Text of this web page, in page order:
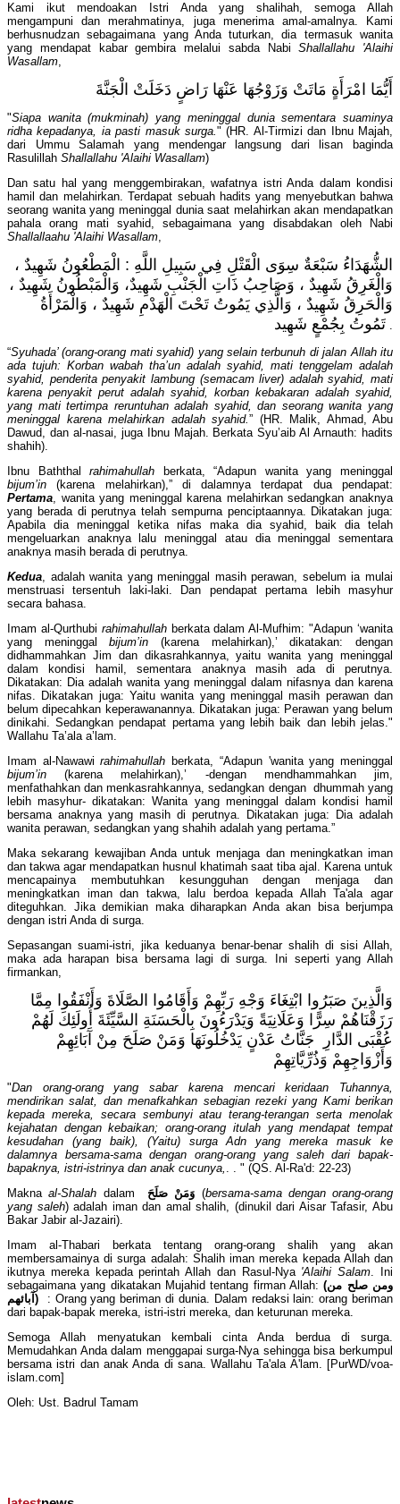
Kami ikut mendoakan Istri Anda yang shalihah, semoga Allah
mengampuni dan merahmatinya, juga menerima amal-amalnya. Kami
berhusnudzan sebagaimana yang Anda tuturkan, dia termasuk wanita
yang mendapat kabar gembira melalui sabda NabiShallallahu 'Alaihi
Wasallam,
أَيُّمَا امْرَأَةٍ مَاتَتْ وَزَوْجُهَا عَنْهَا رَاضٍ دَخَلَتْ الْجَنَّةَ
"Siapa wanita (mukminah) yang meninggal dunia sementara suaminya
ridha kepadanya, ia pasti masuk surga." (HR. Al-Tirmizi dan Ibnu Majah,
dari Ummu Salamah yang mendengar langsung dari lisan baginda
Rasulillah Shallallahu 'Alaihi Wasallam)
Dan satu hal yang menggembirakan, wafatnya istri Anda dalam kondisi
hamil dan melahirkan. Terdapat sebuah hadits yang menyebutkan bahwa
seorang wanita yang meninggal dunia saat melahirkan akan mendapatkan
pahala orang mati syahid, sebagaimana yang disabdakan oleh Nabi
Shallallaahu 'Alaihi Wasallam,
الشُّهَدَاءُ سَبْعَةٌ سِوَى الْقَتْلِ فِي سَبِيلِ اللَّهِ : الْمَطْعُونُ شَهِيدٌ ،
وَالْغَرِقُ شَهِيدٌ ، وَصَاحِبُ ذَاتِ الْجَنْبِ شَهِيدٌ، وَالْمَبْطُونُ شَهِيدٌ ،
وَالْحَرِقُ شَهِيدٌ ، وَالَّذِي يَمُوتُ تَحْتَ الْهَدْمِ شَهِيدٌ ، وَالْمَرْأَةُ
تَمُوتُ بِجُمْعٍ شَهِيد .
“Syuhada’ (orang-orang mati syahid) yang selain terbunuh di jalan Allah itu
ada tujuh: Korban wabah tha’un adalah syahid, mati tenggelam adalah
syahid, penderita penyakit lambung (semacam liver) adalah syahid, mati
karena penyakit perut adalah syahid, korban kebakaran adalah syahid,
yang mati tertimpa reruntuhan adalah syahid, dan seorang wanita yang
meninggal karena melahirkan adalah syahid.” (HR. Malik, Ahmad, Abu
Dawud, dan al-nasai, juga Ibnu Majah. Berkata Syu’aib Al Arnauth: hadits
shahih).
Ibnu Baththalrahimahullah
berkata, “Adapun wanita yang meninggal
bijum’in(karena melahirkan),” di dalamnya terdapat dua pendapat:
Pertama, wanita yang meninggal karena melahirkan sedangkan anaknya
yang berada di perutnya telah sempurna penciptaannya. Dikatakan juga:
Apabila dia meninggal ketika nifas maka dia syahid, baik dia telah
mengeluarkan anaknya lalu meninggal atau dia meninggal sementara
anaknya masih berada di perutnya.
Kedua, adalah wanita yang meninggal masih perawan, sebelum ia mulai
menstruasi tersentuh laki-laki. Dan pendapat pertama lebih masyhur
secara bahasa.
Imam al-Qurthubi rahimahullah berkata dalam Al-Mufhim: "Adapun ‘wanita
yang meninggalbijum’in(karena melahirkan),’ dikatakan: dengan
didhammahkan Jim dan dikasrahkannya, yaitu wanita yang meninggal
dalam kondisi hamil, sementara anaknya masih ada di perutnya.
Dikatakan: Dia adalah wanita yang meninggal dalam nifasnya dan karena
nifas. Dikatakan juga: Yaitu wanita yang meninggal masih perawan dan
belum dipecahkan keperawanannya. Dikatakan juga: Perawan yang belum
dinikahi. Sedangkan pendapat pertama yang lebih baik dan lebih jelas."
Wallahu Ta’ala a’lam.
Imam al-Nawawirahimahullah berkata, “Adapun 'wanita yang meninggal
bijum’in (karena melahirkan),’ -dengan mendhammahkan jim,
menfathahkan dan menkasrahkannya, sedangkan dengan dhummah yang
lebih masyhur- dikatakan: Wanita yang meninggal dalam kondisi hamil
bersama anaknya yang masih di perutnya. Dikatakan juga: Dia adalah
wanita perawan, sedangkan yang shahih adalah yang pertama.”
Maka sekarang kewajiban Anda untuk menjaga dan meningkatkan iman
dan takwa agar mendapatkan husnul khatimah saat tiba ajal. Karena untuk
mencapainya membutuhkan kesungguhan dengan menjaga dan
meningkatkan iman dan takwa, lalu berdoa kepada Allah Ta'ala agar
diteguhkan. Jika demikian maka diharapkan Anda akan bisa berjumpa
dengan istri Anda di surga.
Sepasangan suami-istri, jika keduanya benar-benar shalih di sisi Allah,
maka ada harapan bisa bersama lagi di surga. Ini seperti yang Allah
firmankan,
وَالَّذِينَ صَبَرُوا ابْتِغَاءَ وَجْهِ رَبِّهِمْ وَأَقَامُوا الصَّلَاةَ وَأَنْفَقُوا مِمَّا
رَزَقْنَاهُمْ سِرًّا وَعَلَانِيَةً وَيَدْرَءُونَ بِالْحَسَنَةِ السَّيِّئَةَ أُولَئِكَ لَهُمْ
عُقْبَى الدَّارِ جَنَّاتُ عَدْنٍ يَدْخُلُونَهَا وَمَنْ صَلَحَ مِنْ آَبَائِهِمْ
وَأَزْوَاجِهِمْ وَذُرِّيَّاتِهِمْ
"Dan orang-orang yang sabar karena mencari keridaan Tuhannya,
mendirikan salat, dan menafkahkan sebagian rezeki yang Kami berikan
kepada mereka, secara sembunyi atau terang-terangan serta menolak
kejahatan dengan kebaikan; orang-orang itulah yang mendapat tempat
kesudahan (yang baik), (Yaitu) surga Adn yang mereka masuk ke
dalamnya bersama-sama dengan orang-orang yang saleh dari bapak-
bapaknya, istri-istrinya dan anak cucunya, . . " (QS. Al-Ra'd: 22-23)
Maknaal-Shalah dalam وَمَنْ صَلَحَ (bersama-sama dengan orang-orang
yang saleh) adalah iman dan amal shalih, (dinukil dari Aisar Tafasir, Abu
Bakar Jabir al-Jazairi).
Imam al-Thabari berkata tentang orang-orang shalih yang akan
membersamainya di surga adalah: Shalih iman mereka kepada Allah dan
ikutnya mereka kepada perintah Allah dan Rasul-Nya 'Alaihi Salam. Ini
sebagaimana yang dikatakan Mujahid tentang firman Allah:(ومن صلح من
آبائهم)
: Orang yang beriman di dunia. Dalam redaksi lain: orang beriman
dari bapak-bapak mereka, istri-istri mereka, dan keturunan mereka.
Semoga Allah menyatukan kembali cinta Anda berdua di surga.
Memudahkan Anda dalam menggapai surga-Nya sehingga bisa berkumpul
bersama istri dan anak Anda di sana. Wallahu Ta'ala A'lam. [PurWD/voa-
islam.com]
Oleh: Ust. Badrul Tamam